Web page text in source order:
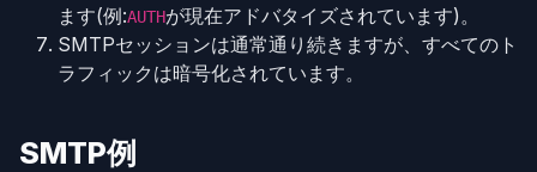
ます(例:AUTHが現在アドバタイズされています)。
SMTPセッションは通常通り続きますが、すべてのト
ラフィックは暗号化されています。
SMTP例